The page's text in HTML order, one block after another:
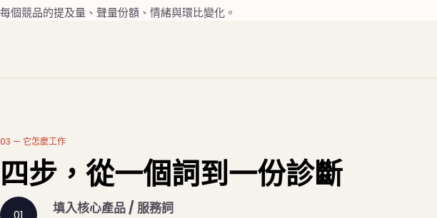
每個競品的提及量、聲量份額、情緒與環比變化。
03 — 它怎麼工作
四步，從一個詞到一份診斷
填入核心產品 / 服務詞